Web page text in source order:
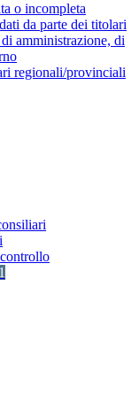
o incompleta
da parte dei titolari
amministrazione, di
regionali/provinciali
1